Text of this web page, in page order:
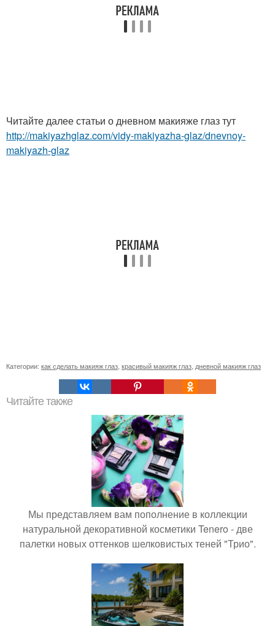
Читайте далее статьи о дневном макияже глаз тут
http://makiyazhglaz.com/vidy-makiyazha-glaz/dnevnoy-
makiyazh-glaz
Категории: как сделать макияж глаз красивый макияж глаз дневной макияж глаз
Читайте также
Мы представляем вам пополнение в коллекции
натуральной декоративной косметики Tenero - две
палетки новых оттенков шелковистых теней "Трио".